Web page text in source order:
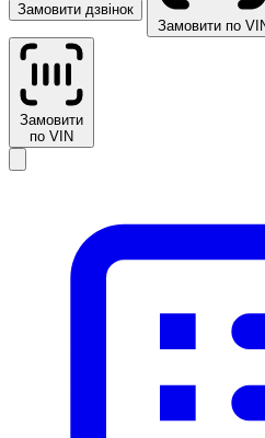
Замовити дзвінок
Замовити по
Замовити
по VIN